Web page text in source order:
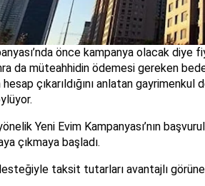
önce kampanya olacak diye
da müteahhidin ödemesi gereken
çıkarıldığını anlatan gayrimenkul
Yeni Evim Kampanyası’nın
çıkmaya başladı.
taksit tutarları avantajlı